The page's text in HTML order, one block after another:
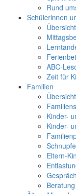
Rund
Schülerinnen
ABC-
Zeit für
Familien
Kinder-
Kinder-
Eltern-